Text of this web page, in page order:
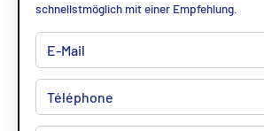
schnellstmöglich mit einer Empfehlung.